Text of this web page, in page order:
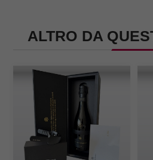
ALTRO DA